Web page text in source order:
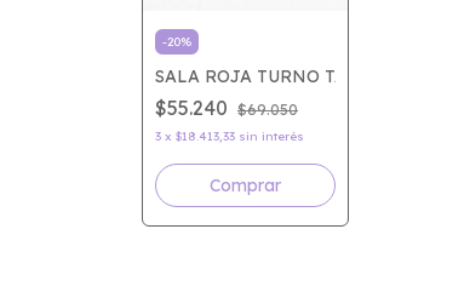
-20%
SALA ROJA TURNO TARDE
$55.240 $69.050
3 x $18.413,33 sin interés